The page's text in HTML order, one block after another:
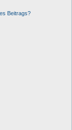
Beitrags?